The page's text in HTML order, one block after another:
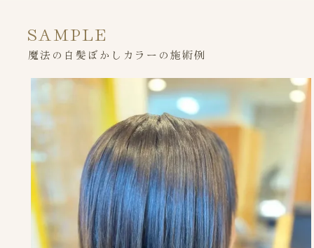
魔法の白髪ぼかしカラーの施術例
SAMPLE